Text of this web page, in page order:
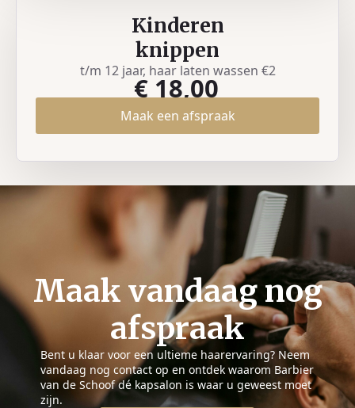
Kinderen
knippen
t/m 12 jaar, haar laten wassen €2
€ 18,00
Maak een afspraak
Maak vandaag nog
afspraak
Bent u klaar voor een ultieme haarervaring? Neem
vandaag nog contact op en ontdek waarom Barbier
van de Schoof dé kapsalon is waar u geweest moet
zijn.